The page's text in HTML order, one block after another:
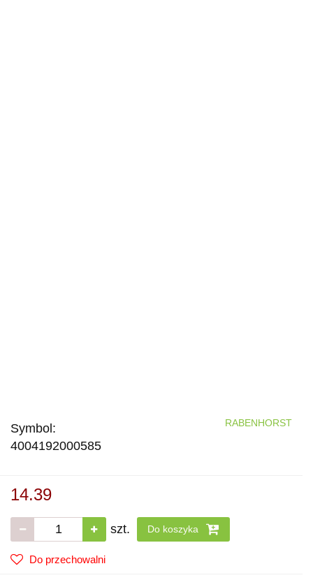
Symbol:
4004192000585
RABENHORST
14.39
szt. Do koszyka
Do przechowalni